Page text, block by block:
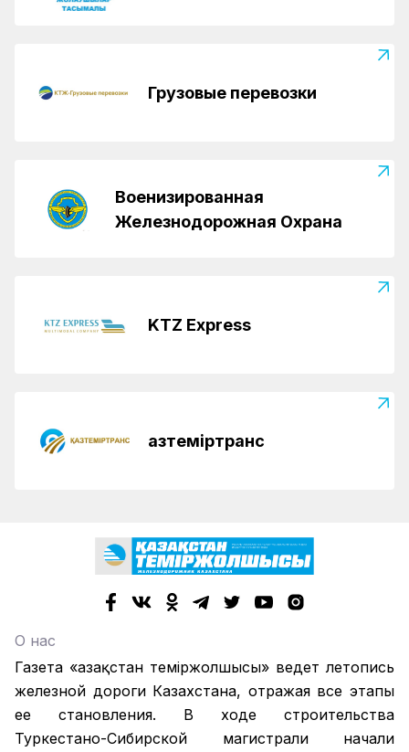
Грузовые перевозки
Военизированная
Железнодорожная Охрана
KTZ Express
Қазтеміртранс
О нас
Газета «Қазақстан теміржолшысы» ведет летопись
железной дороги Казахстана, отражая все этапы
ее становления. В ходе строительства
Туркестано-Сибирской магистрали начали